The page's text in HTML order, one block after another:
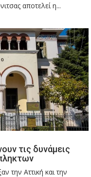
αποτελεί η...
τις δυνάμεις
την Αττική και την